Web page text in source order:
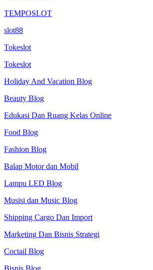
TEMPOSLOT
slot88
Tokeslot
Tokeslot
Holiday And Vacation Blog
Beauty Blog
Edukasi Dan Ruang Kelas Online
Food Blog
Fashion Blog
Balap Motor dan Mobil
Lampu LED Blog
Musisi dan Music Blog
Shipping Cargo Dan Import
Marketing Dan Bisnis Strategi
Coctail Blog